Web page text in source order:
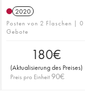
2020
Posten von 2 Flaschen | 0
Gebote
180€
(Aktualisierung des Preises)
Preis pro Einheit 90€